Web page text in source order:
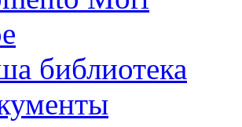
библиотека